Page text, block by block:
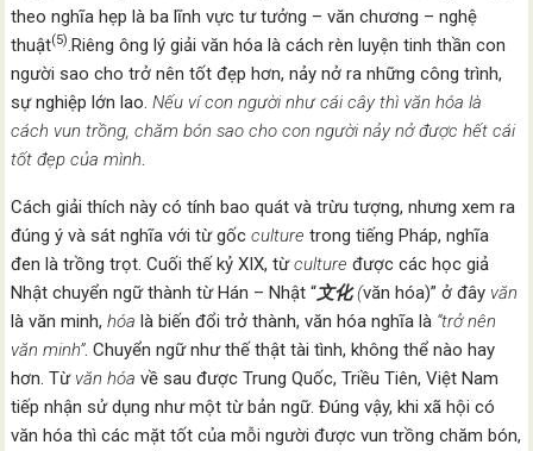
theo nghĩa hẹp là ba lĩnh vực tư tưởng – văn chương – nghệ
thuật(5).Riêng ông lý giải văn hóa là cách rèn luyện tinh thần con
người sao cho trở nên tốt đẹp hơn, nảy nở ra những công trình,
sự nghiệp lớn lao.Nếu ví con người như cái cây thì văn hóa là
cách vun trồng, chăm bón sao cho con người nảy nở được hết cái
tốt đẹp của mình.
Cách giải thích này có tính bao quát và trừu tượng, nhưng xem ra
đúng ý và sát nghĩa với từ gốcculture trong tiếng Pháp, nghĩa
đen là trồng trọt. Cuối thế kỷ XIX, từculture được các học giả
Nhật chuyển ngữ thành từ Hán – Nhật “文化(văn hóa)” ở đây văn
là văn minh,hóa là biến đổi trở thành, văn hóa nghĩa là “trở nên
văn minh”­. Chuyển ngữ như thế thật tài tình, không thể nào hay
hơn. Từ văn hóa về sau được Trung Quốc, Triều Tiên, Việt Nam
tiếp nhận sử dụng như một từ bản ngữ. Đúng vậy, khi xã hội có
văn hóa thì các mặt tốt của mỗi người được vun trồng chăm bón,